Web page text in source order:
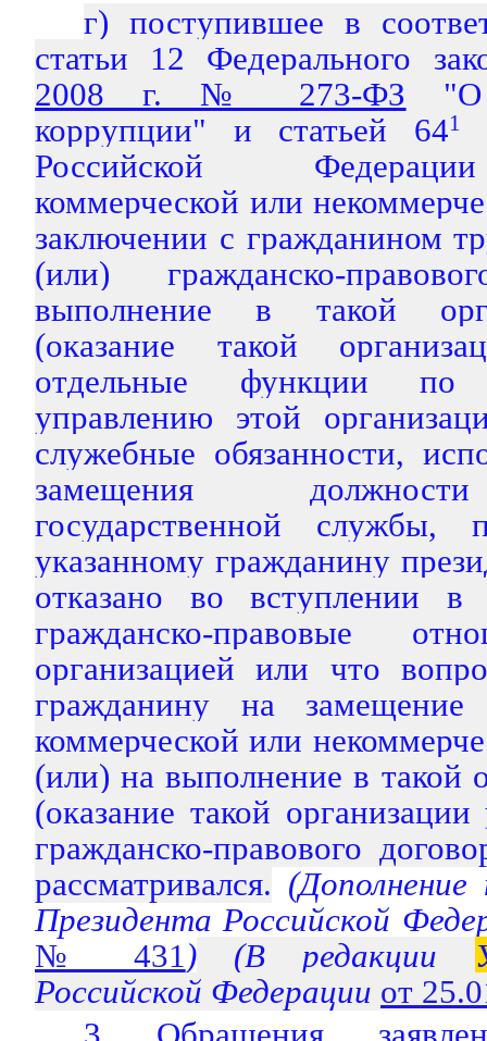
г) поступившее в
статьи 12 Федерального
2008 г. № 273-ФЗ "О
коррупции" и статьей 641
Российской
коммерческой или
заключении с гражданином
(или) гражданско-
выполнение в такой
(оказание такой
отдельные функции по
управлению этой
служебные обязанности,
замещения
государственной
указанному гражданину
отказано во вступлении
гражданско-правовые
организацией или что
гражданину на
коммерческой или
(или) на выполнение в такой
(оказание такой
гражданско-правового
рассматривался.
Президента Российской
№ 431)(В редакции
Российской Федерации от